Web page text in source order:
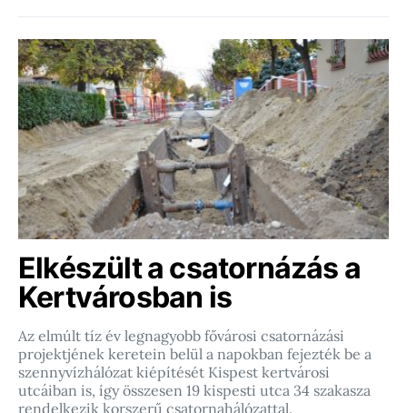
Elkészült a csatornázás a
Kertvárosban is
Az elmúlt tíz év legnagyobb fővárosi csatornázási
projektjének keretein belül a napokban fejezték be a
szennyvízhálózat kiépítését Kispest kertvárosi
utcáiban is, így összesen 19 kispesti utca 34 szakasza
rendelkezik korszerű csatornahálózattal.